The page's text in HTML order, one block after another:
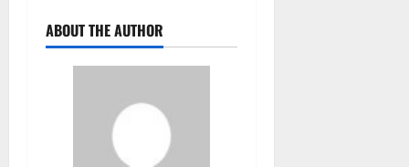
ABOUT THE AUTHOR